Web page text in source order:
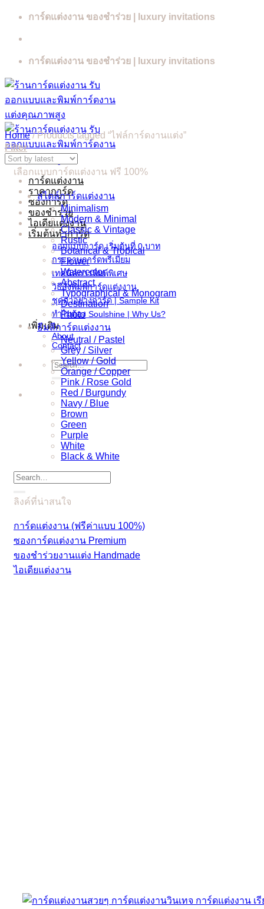
Skip
การ์ดแต่งงาน ของชำร่วย | luxury invitations
การ์ดแต่งงาน ของชำร่วย | luxury invitations
การ์ดแต่งงาน
ราคาการ์ด
ซองการ์ด
ของชำร่วย
ไอเดียแต่งงาน
เริ่มต้นทำการ์ด
ออกแบบการ์ด เริ่มต้นที่ 0 บาท
กระดาษการ์ดพรีเมี่ยม
เทคนิคการพิมพ์พิเศษ
วิธีสั่งพิมพ์การ์ดแต่งงาน
ชุดตัวอย่างการ์ด | Sample Kit
ทำไมต้อง Soulshine | Why Us?
เพิ่มเติม
About
Contact
Search
for:
Home /Products tagged “ไฟล์การ์ดงานแต่ง”
Filter
เลือกแบบการ์ดแต่งงาน ฟรี 100%
สไตล์การ์ดแต่งงาน
Minimalism
Modern & Minimal
Classic & Vintage
Rustic
Botanical & Tropical
Flower
Watercolor
Abstract
Typographical & Monogram
Destination
Photo
ธีมสีการ์ดแต่งงาน
Neutral / Pastel
Grey / Silver
Yellow / Gold
Orange / Copper
Pink / Rose Gold
Red / Burgundy
Navy / Blue
Brown
Green
Purple
White
Black & White
Search
for:
ลิงค์ที่น่าสนใจ
การ์ดแต่งงาน (ฟรีค่าแบบ 100%)
ซองการ์ดแต่งงาน Premium
ของชำร่วยงานแต่ง Handmade
ไอเดียแต่งงาน